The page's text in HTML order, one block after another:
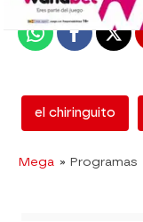
WhatsappFacebook
X
el chiringuito
Mega » Programas